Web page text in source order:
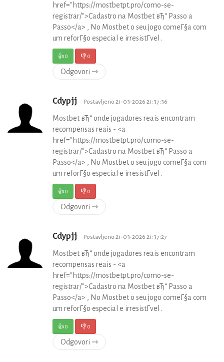
href="https://mostbetpt.pro/como-se-
registrar/">Cadastro na Mostbet вЂ“ Passo a
Passo</a> , No Mostbet o seu jogo comeГ§a com
um reforГ§o especial e irresistГ­vel .
👍0 👎0
Odgovori ⇾
Cdypjj Postavljeno 21-03-2026 21:37:36
Mostbet вЂ“ onde jogadores reais encontram
recompensas reais - <a
href="https://mostbetpt.pro/como-se-
registrar/">Cadastro na Mostbet вЂ“ Passo a
Passo</a> , No Mostbet o seu jogo comeГ§a com
um reforГ§o especial e irresistГ­vel .
👍0 👎0
Odgovori ⇾
Cdypjj Postavljeno 21-03-2026 21:37:27
Mostbet вЂ“ onde jogadores reais encontram
recompensas reais - <a
href="https://mostbetpt.pro/como-se-
registrar/">Cadastro na Mostbet вЂ“ Passo a
Passo</a> , No Mostbet o seu jogo comeГ§a com
um reforГ§o especial e irresistГ­vel .
👍0 👎0
Odgovori ⇾